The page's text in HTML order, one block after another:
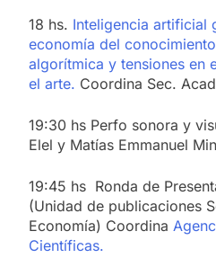
18 hs. Inteligencia artificial
economía del
algorítmica y tensiones en
el arte. Coordina Sec.
19:30 hs Perfo sonora y
Elel y Matías Emmanuel
19:45 hs Ronda de
(Unidad de publicaciones
Economía) Coordina
Científicas.